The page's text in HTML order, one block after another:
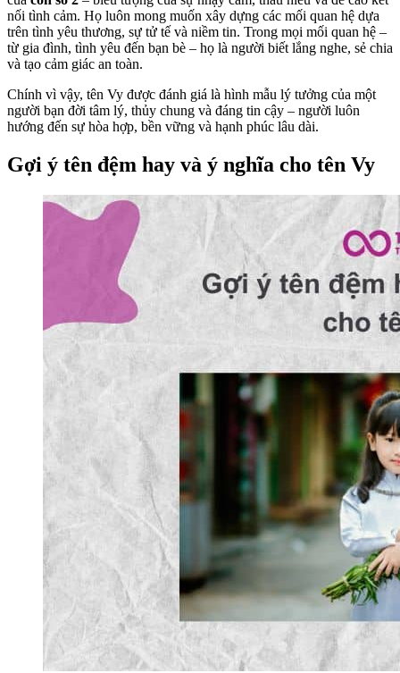
nối tình cảm. Họ luôn mong muốn xây dựng các mối quan hệ dựa
trên tình yêu thương, sự tử tế và niềm tin. Trong mọi mối quan hệ –
từ gia đình, tình yêu đến bạn bè – họ là người biết lắng nghe, sẻ chia
và tạo cảm giác an toàn.
Chính vì vậy, tên Vy được đánh giá là hình mẫu lý tưởng của một
người bạn đời tâm lý, thủy chung và đáng tin cậy – người luôn
hướng đến sự hòa hợp, bền vững và hạnh phúc lâu dài.
Gợi ý tên đệm hay và ý nghĩa cho tên Vy